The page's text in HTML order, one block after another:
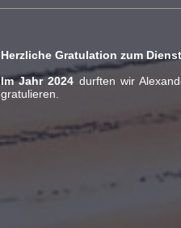
Herzliche Gratulation zum
Im Jahr 2024 durften wir
gratulieren.